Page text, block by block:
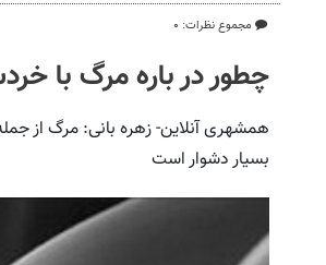
مجموع نظرات: ۰
چطور در باره مرگ با
همشهری آنلاین- زهره بانی: مرگ از
بسیار دشوار است